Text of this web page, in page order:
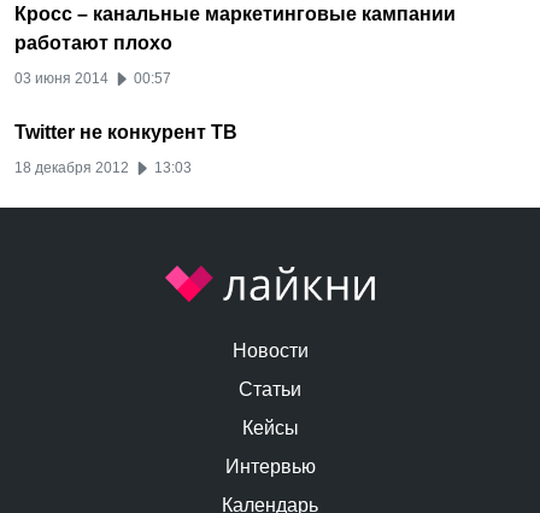
Кросс – канальные маркетинговые кампании
работают плохо
03 июня 2014 00:57
Twitter не конкурент ТВ
18 декабря 2012 13:03
Новости
Статьи
Кейсы
Интервью
Календарь